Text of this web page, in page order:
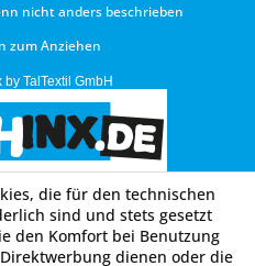
nicht anders beschrieben
zum Anziehen
TalTextil GmbH
die für den technischen
sind und stets gesetzt
den Komfort bei Benutzung
dienen oder die